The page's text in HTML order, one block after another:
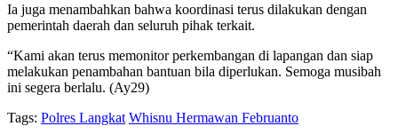
Ia juga menambahkan bahwa koordinasi terus dilakukan dengan
pemerintah daerah dan seluruh pihak terkait.
“Kami akan terus memonitor perkembangan di lapangan dan siap
melakukan penambahan bantuan bila diperlukan. Semoga musibah
ini segera berlalu. (Ay29)
Tags: Polres Langkat Whisnu Hermawan Februanto